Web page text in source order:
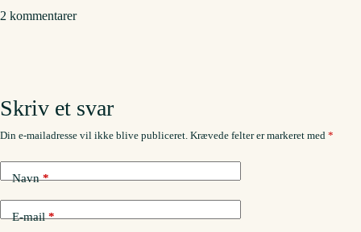
2 kommentarer
Skriv et svar
Din e-mailadresse vil ikke blive publiceret. Krævede felter er markeret med *
Navn*
E-mail*